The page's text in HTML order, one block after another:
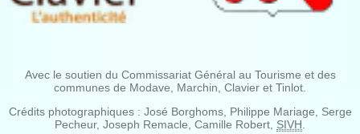
Avec le soutien du Commissariat Général au Tourisme et des
communes de Modave, Marchin, Clavier et Tinlot.
Crédits photographiques : José Borghoms, Philippe Mariage, Serge
Pecheur, Joseph Remacle, Camille Robert, SIVH